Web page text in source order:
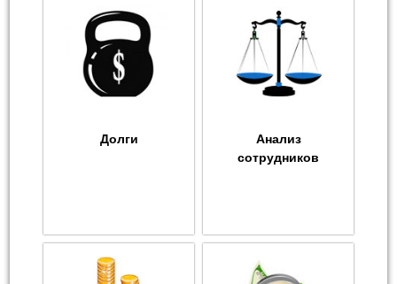
Долги
Анализ
сотрудников